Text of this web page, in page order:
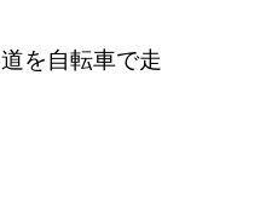
を自転車で走